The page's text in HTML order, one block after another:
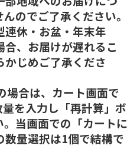
のでご了承ください。
休・お盆・年末年
、お届けが遅れるこ
かじめご了承くださ
合は、カート画面で
量を入力し「再計算」ボ
当画面での「カートに
数量選択は1個で結構で